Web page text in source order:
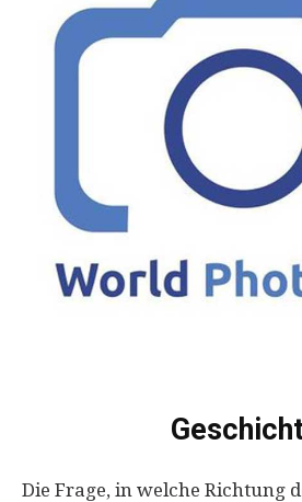
Die Frage, in welche Richtung